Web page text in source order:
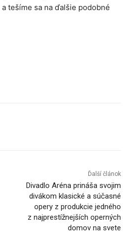
tešíme sa na ďalšie podobné
Ďalší článok
Divadlo Aréna prináša svojim
divákom klasické a súčasné
opery z produkcie jedného
z najprestížnejších operných
domov na svete